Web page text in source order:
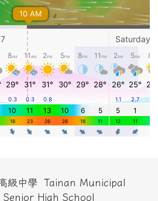
級中學 Tainan Municipal
High School